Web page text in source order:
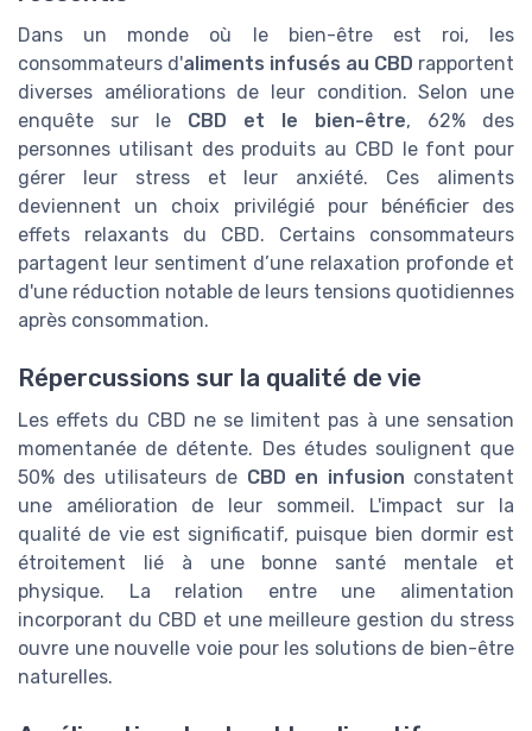
Dans un monde où le bien-être est roi, les
consommateurs d'aliments infusés au CBD rapportent
diverses améliorations de leur condition. Selon une
enquête sur le CBD et le bien-être, 62% des
personnes utilisant des produits au CBD le font pour
gérer leur stress et leur anxiété. Ces aliments
deviennent un choix privilégié pour bénéficier des
effets relaxants du CBD. Certains consommateurs
partagent leur sentiment d’une relaxation profonde et
d'une réduction notable de leurs tensions quotidiennes
après consommation.
Répercussions sur la qualité de vie
Les effets du CBD ne se limitent pas à une sensation
momentanée de détente. Des études soulignent que
50% des utilisateurs de CBD en infusion constatent
une amélioration de leur sommeil. L'impact sur la
qualité de vie est significatif, puisque bien dormir est
étroitement lié à une bonne santé mentale et
physique. La relation entre une alimentation
incorporant du CBD et une meilleure gestion du stress
ouvre une nouvelle voie pour les solutions de bien-être
naturelles.